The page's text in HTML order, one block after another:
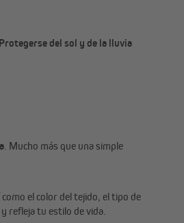
Protegerse del sol y de la lluvia
. Mucho más que una simple
el color del tejido, el tipo de
y refleja tu estilo de vida.